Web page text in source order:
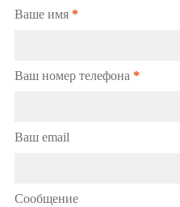
Ваше имя *
Ваш номер телефона *
Ваш email
Сообщение